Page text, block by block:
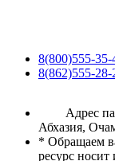
8(800)555-35-
8(862)555-28-
Адрес
Абхазия,
* Обращаем
ресурс